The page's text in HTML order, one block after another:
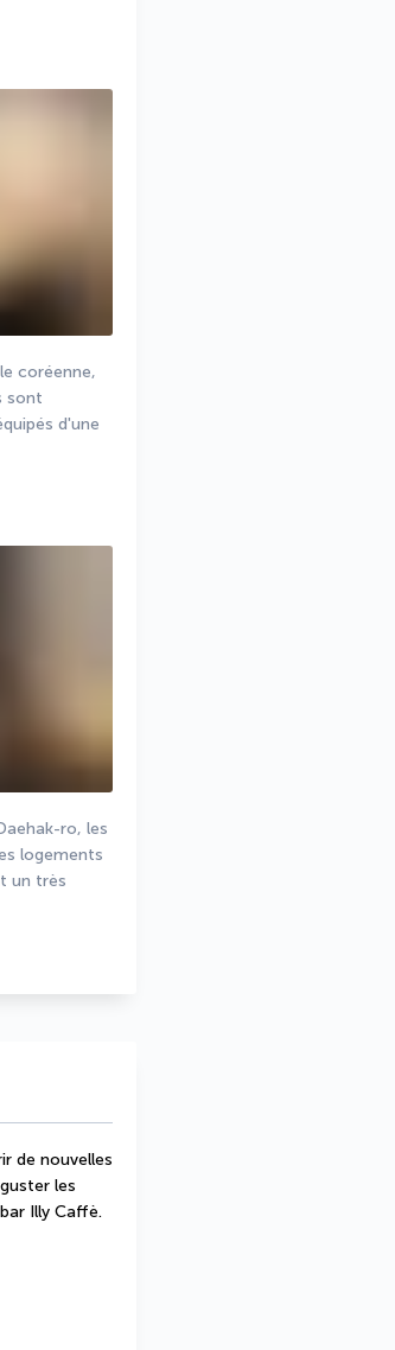
coréenne,
sont
d'une
ro, les
logements
un très
de nouvelles
les
Illy Caffè.